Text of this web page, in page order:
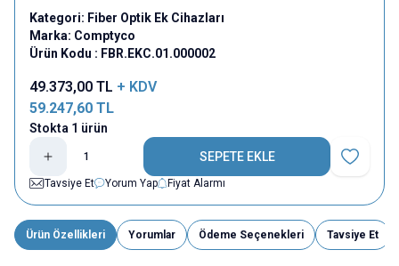
Kategori: Fiber Optik Ek Cihazları
Marka: Comptyco
Ürün Kodu : FBR.EKC.01.000002
49.373,00 TL + KDV
59.247,60 TL
Stokta 1 ürün
SEPETE EKLE
Favoriye
Tavsiye Et
Yorum Yap Fiyat Alarmı
Ürün Özellikleri Yorumlar Ödeme Seçenekleri Tavsiye Et